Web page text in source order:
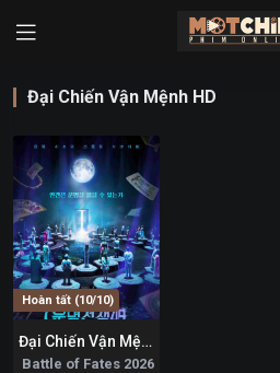
Đại Chiến Vận Mệnh HD
Hoàn tất (10/10)
8.8
Đại Chiến Vận Mệnh
Battle of Fates 2026